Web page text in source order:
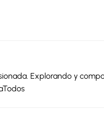
Explorando y